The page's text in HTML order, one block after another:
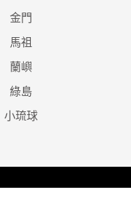
金門
馬祖
蘭嶼
綠島
小琉球